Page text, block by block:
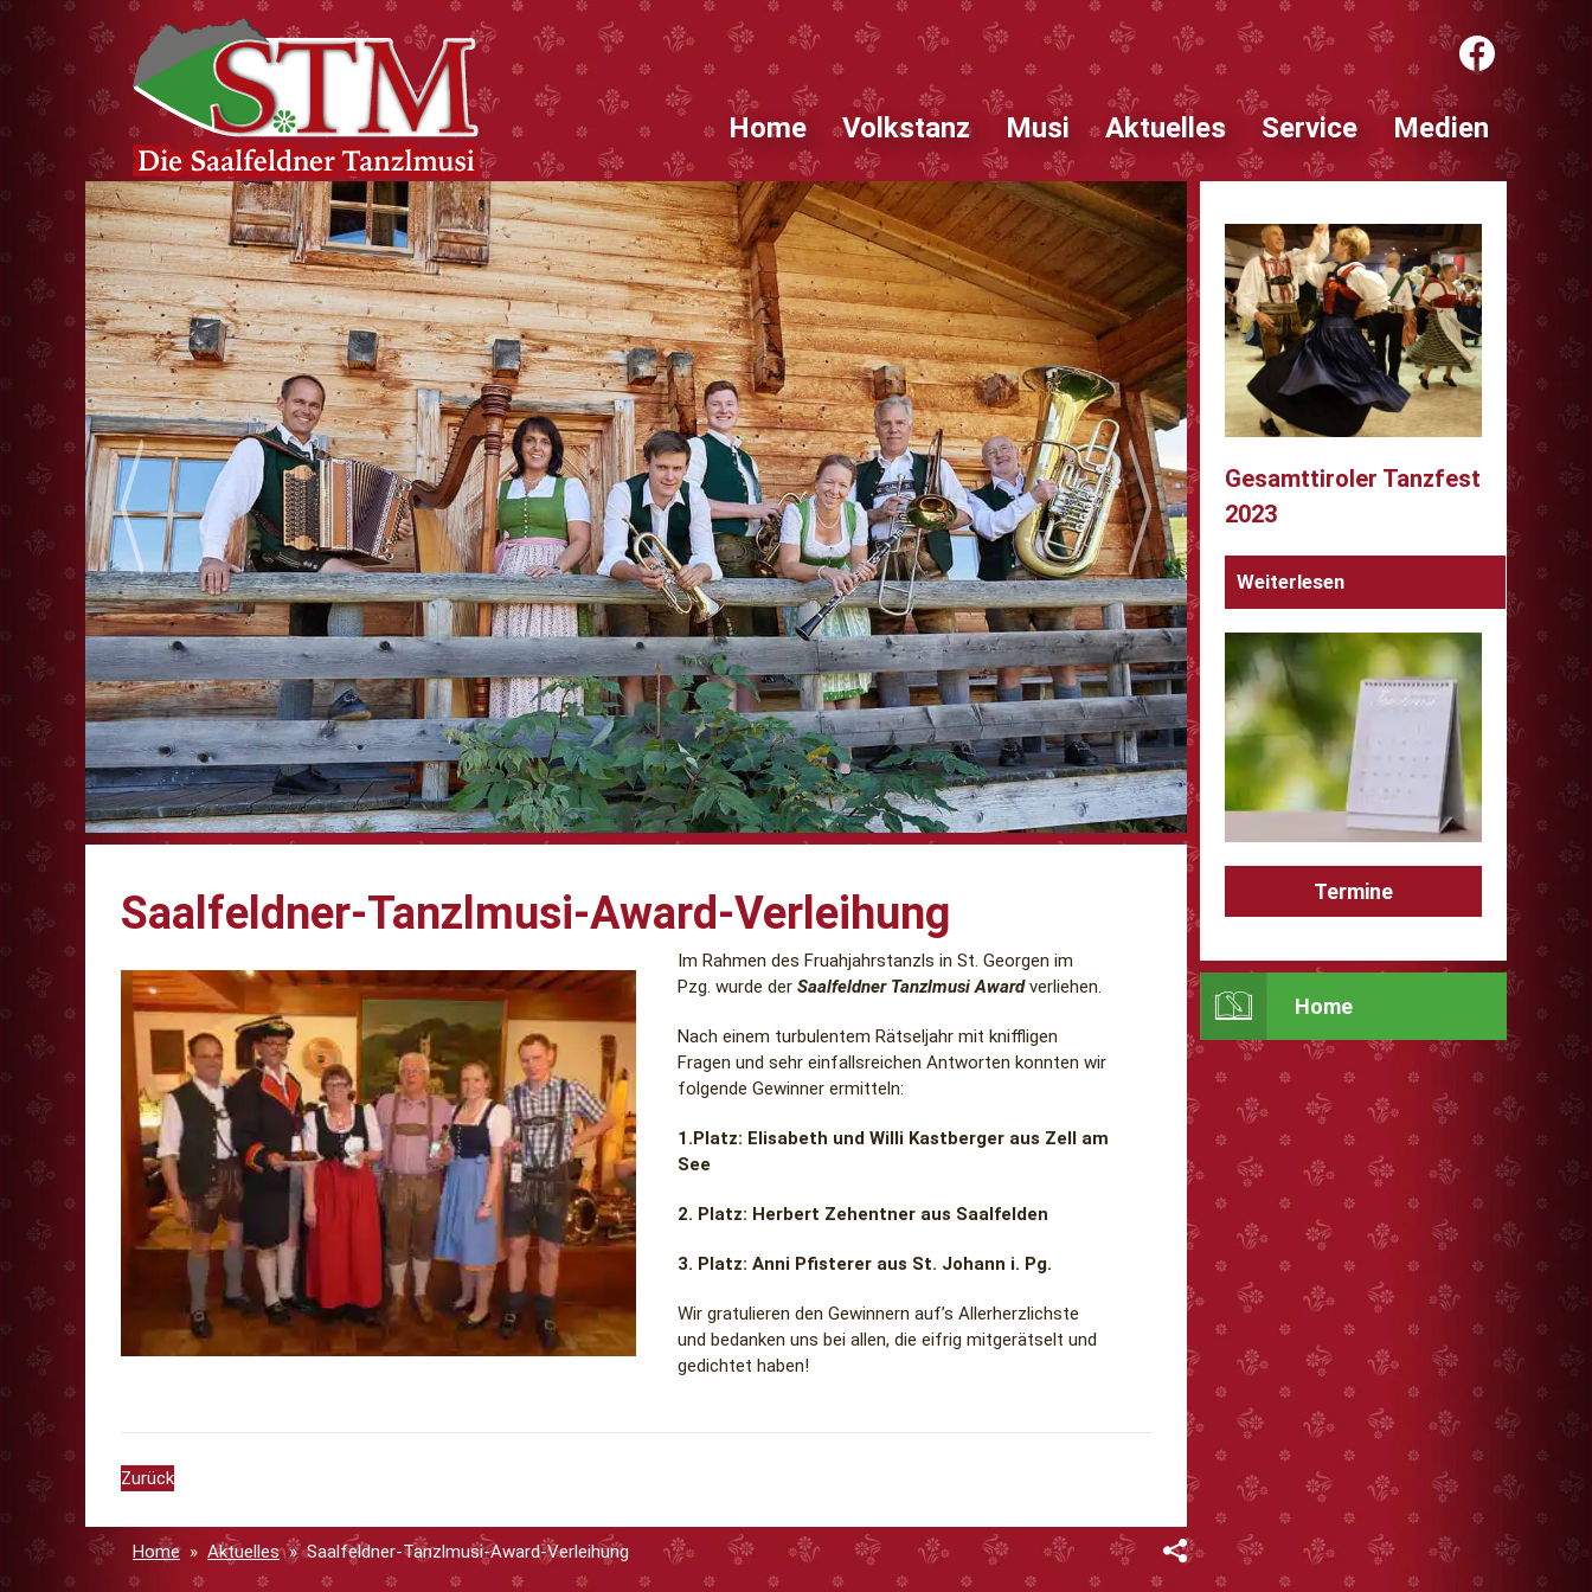
Home Volkstanz Musi Aktuelles Service Medien
Saalfeldner-Tanzlmusi-Award-Verleihung
Im Rahmen des Fruahjahrstanzls in St. Georgen im
Pzg. wurde der Saalfeldner Tanzlmusi Awardverliehen.
Nach einem turbulentem Rätseljahr mit kniffligen
Fragen und sehr einfallsreichen Antworten konnten wir
folgende Gewinner ermitteln:
1.Platz: Elisabeth und Willi Kastberger aus Zell am
See
2. Platz: Herbert Zehentner aus Saalfelden
3. Platz: Anni Pfisterer aus St. Johann i. Pg.
Wir gratulieren den Gewinnern auf’s Allerherzlichste
und bedanken uns bei allen, die eifrig mitgerätselt und
gedichtet haben!
Zurück
Home Aktuelles Saalfeldner-Tanzlmusi-Award-Verleihung
Gesamttiroler Tanzfest
2023
Weiterlesen
Termine
Home